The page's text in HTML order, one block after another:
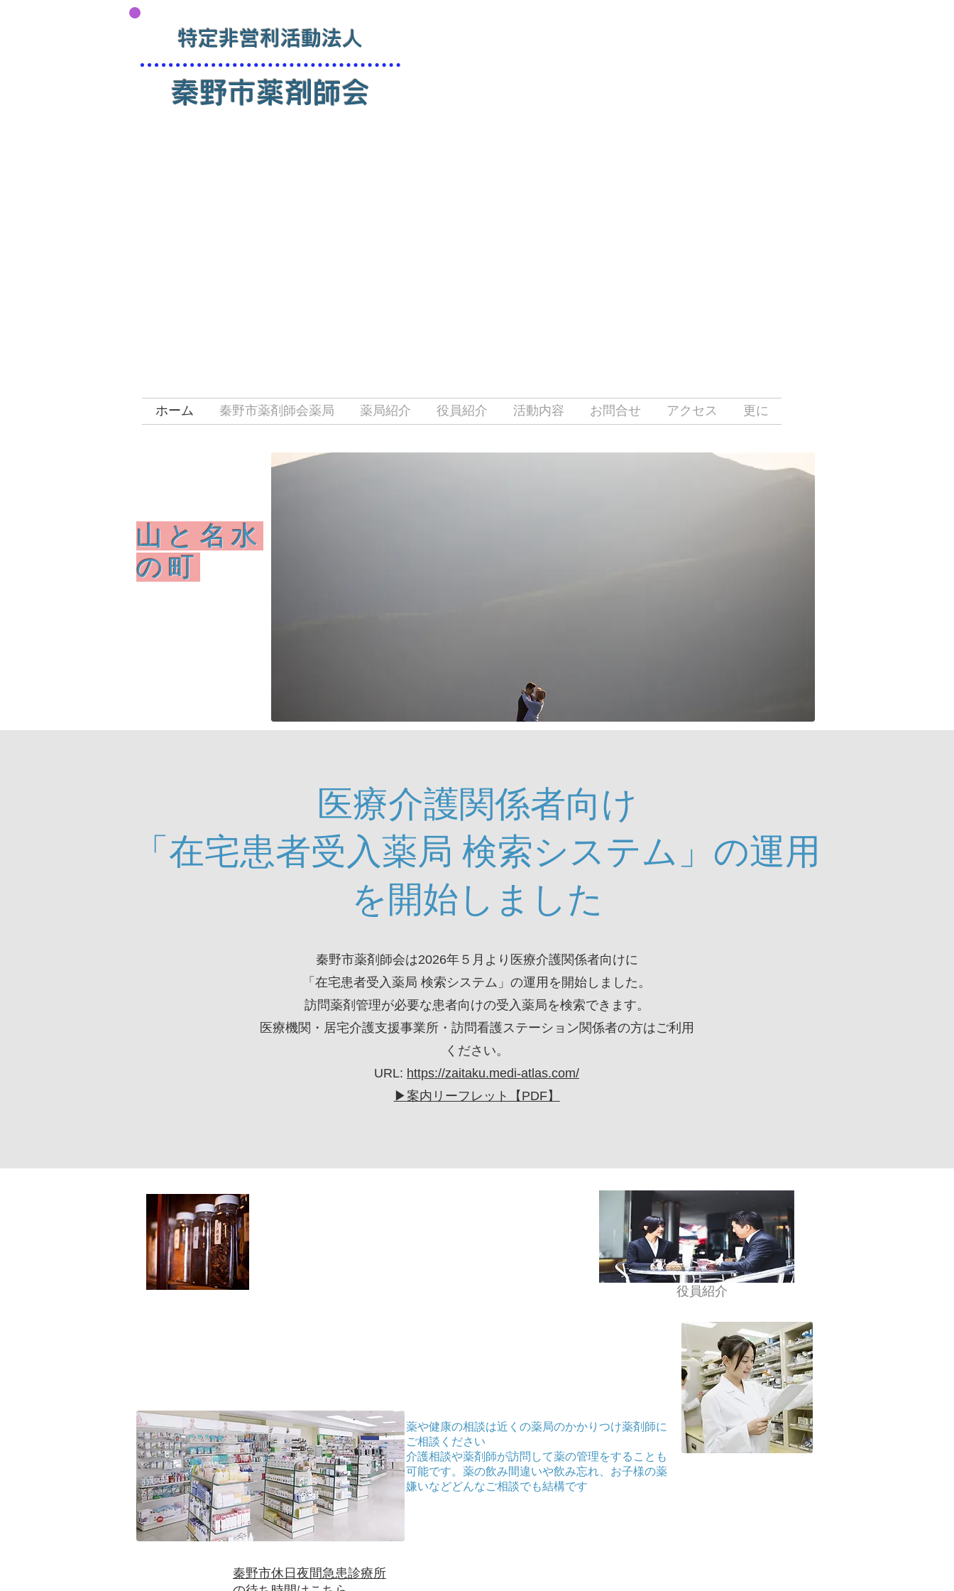
特定非営利活動法人
秦野市薬剤師会
ホーム 秦野市薬剤師会薬局 薬局紹介 役員紹介 活動内容 お問合せ アクセス 更に
山と名水
の町
医療介護関係者向け
「在宅患者受入薬局 検索システム」の運用
を開始しました
秦野市薬剤師会は2026年５月より医療介護関係者向けに
「在宅患者受入薬局 検索システム」の運用を開始しました。
訪問薬剤管理が必要な患者向けの受入薬局を検索できます。
医療機関・居宅介護支援事業所・訪問看護ステーション関係者の方はご利用
ください。
URL: https://zaitaku.medi-atlas.com/
▶案内リーフレット【PDF】
​役員紹介
薬や健康の相談は近くの薬局のかかりつけ薬剤師に
ご相談ください
​介護相談や薬剤師が訪問して薬の管理をすることも
可能です。薬の飲み間違いや飲み忘れ、お子様の薬
嫌いなどどんなご相談でも結構です
秦野市休日夜間急患診療所